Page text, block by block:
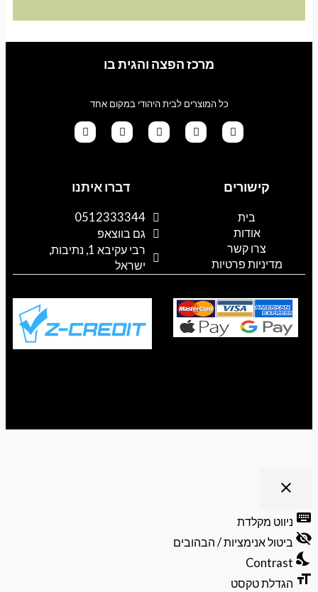
מרכז הפצה והגית בו
כל המוצרים לבית היהודי במקום אחד
a
s
a
p
p
o
k
o
l
e
קישורים
בית
אודות
צרו קשר
מדיניות פרטיות
דברו איתנו
0512333344
גם בווצאפ
רבי עקיבא 1, נתיבות,
ישראל
close
וסגירה
של
תפריט
הנגישות
ניווט מקלדת
ביטול אנימציות / הבהובים
Contrast
הגדלת טקסט